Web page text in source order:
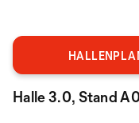
Halle 3.0, Stand